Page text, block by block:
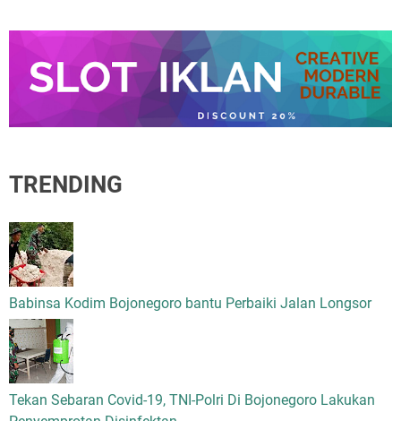
TRENDING
Babinsa Kodim Bojonegoro bantu Perbaiki Jalan Longsor
Tekan Sebaran Covid-19, TNI-Polri Di Bojonegoro Lakukan